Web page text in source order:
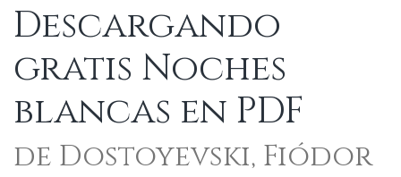
Descargando
gratis Noches
blancas en PDF
de Dostoyevski, Fiódor